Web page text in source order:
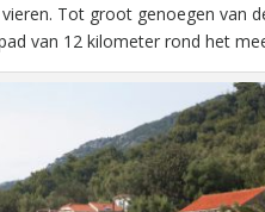
Tot groot genoegen van
van 12 kilometer rond het